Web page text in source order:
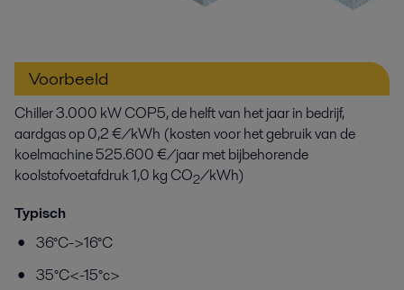
Voorbeeld
Chiller 3.000 kW COP5, de helft van het jaar in bedrijf,
aardgas op 0,2 €/kWh (kosten voor het gebruik van de
koelmachine 525.600 €/jaar met bijbehorende
koolstofvoetafdruk 1,0 kg CO2/kWh)
Typisch
36°C->16°C
35°C<-15°c>